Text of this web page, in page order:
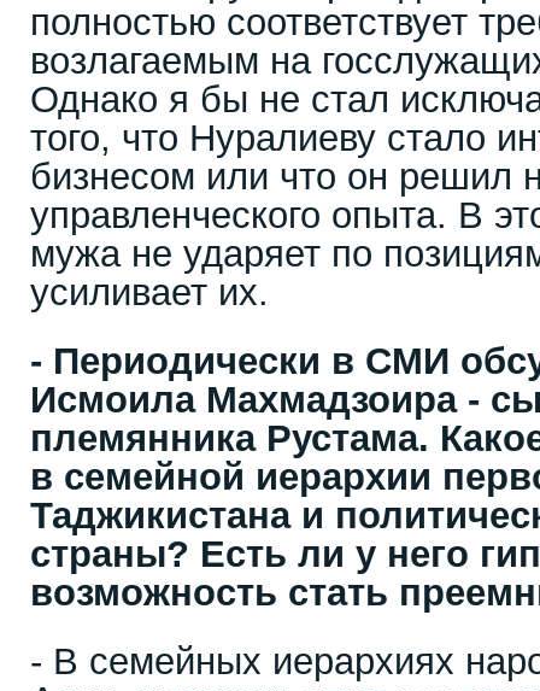
полностью соответствует
возлагаемым на
Однако я бы не стал
того, что Нуралиеву стало
бизнесом или что он решил
управленческого опыта. В
мужа не ударяет по
усиливает их.
- Периодически в СМИ
Исмоила Махмадзоира -
племянника Рустама.
в семейной иерархии
Таджикистана и
страны? Есть ли у него
возможность стать
- В семейных иерархиях